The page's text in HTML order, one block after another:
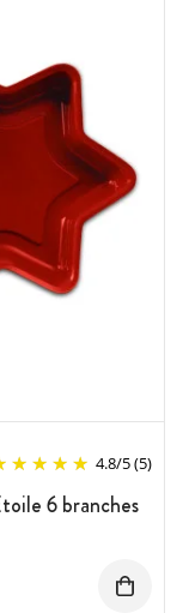
4.8/5(5)
6 branches